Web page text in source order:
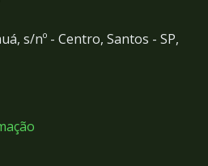
s/nº - Centro, Santos - SP,